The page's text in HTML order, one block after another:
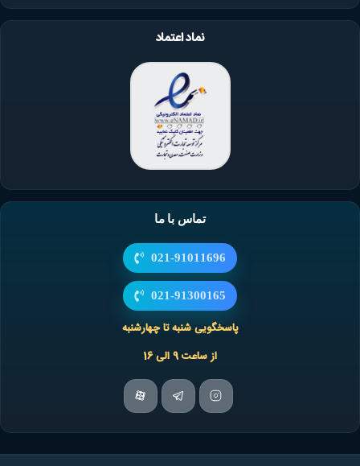
نماد اعتماد
تماس با ما
021-91011696
021-91300165
پاسخگویی شنبه تا چهارشنبه
از ساعت 9 الی 16